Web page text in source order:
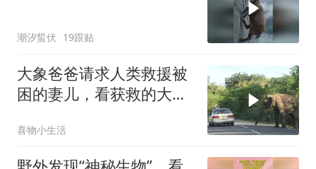
潮汐蜇伏 19跟贴
大象爸爸请求人类救援被
困的妻儿，看获救的大象
喜物小生活